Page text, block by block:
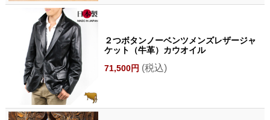
２つボタンノーベンツメンズレザージャ
ケット（牛革）カウオイル
71,500円 (税込)